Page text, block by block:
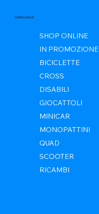
CATALOGO
SHOP ONLINE
IN PROMOZIONE
BICICLETTE
CROSS
DISABILI
GIOCATTOLI
MINICAR
MONOPATTINI
QUAD
SCOOTER
RICAMBI